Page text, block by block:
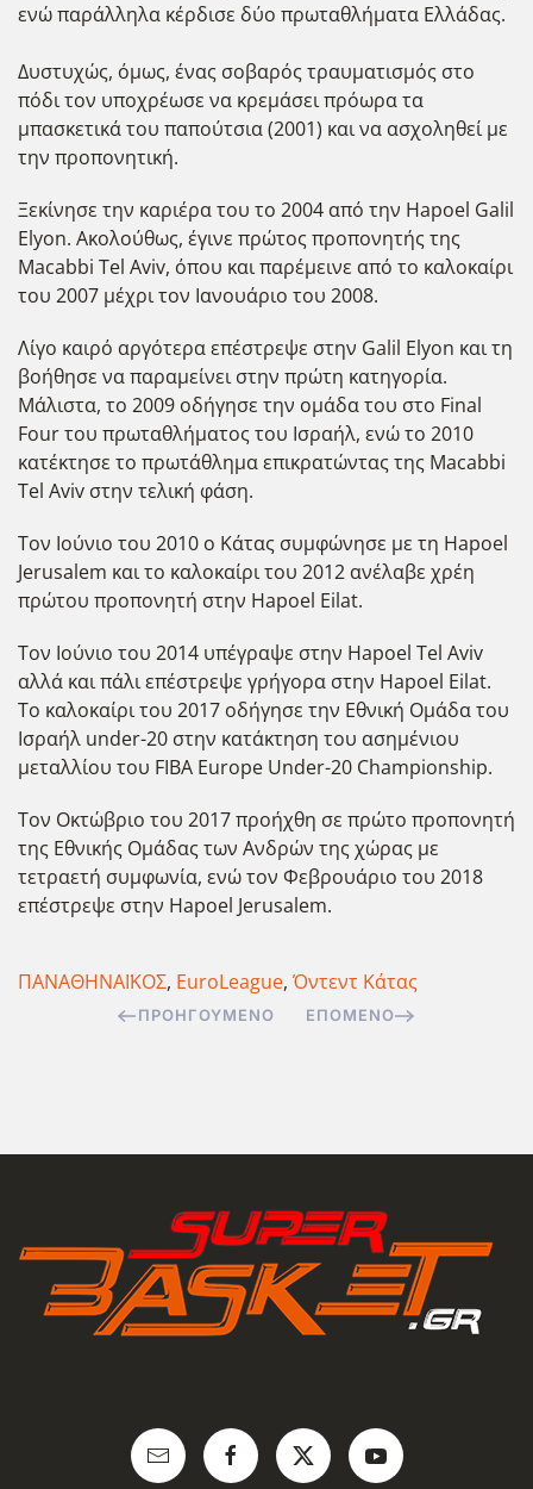
ενώ παράλληλα κέρδισε δύο πρωταθλήματα Ελλάδας.
Δυστυχώς, όμως, ένας σοβαρός τραυματισμός στο
πόδι τον υποχρέωσε να κρεμάσει πρόωρα τα
μπασκετικά του παπούτσια (2001) και να ασχοληθεί με
την προπονητική.
Ξεκίνησε την καριέρα του το 2004 από την Hapoel Galil
Elyon. Ακολούθως, έγινε πρώτος προπονητής της
Macabbi Tel Aviv, όπου και παρέμεινε από το καλοκαίρι
του 2007 μέχρι τον Ιανουάριο του 2008.
Λίγο καιρό αργότερα επέστρεψε στην Galil Elyon και τη
βοήθησε να παραμείνει στην πρώτη κατηγορία.
Μάλιστα, το 2009 οδήγησε την ομάδα του στο Final
Four του πρωταθλήματος του Ισραήλ, ενώ το 2010
κατέκτησε το πρωτάθλημα επικρατώντας της Macabbi
Tel Aviv στην τελική φάση.
Τον Ιούνιο του 2010 ο Κάτας συμφώνησε με τη Hapoel
Jerusalem και το καλοκαίρι του 2012 ανέλαβε χρέη
πρώτου προπονητή στην Hapoel Eilat.
Τον Ιούνιο του 2014 υπέγραψε στην Hapoel Tel Aviv
αλλά και πάλι επέστρεψε γρήγορα στην Hapoel Eilat.
Το καλοκαίρι του 2017 οδήγησε την Εθνική Ομάδα του
Ισραήλ under-20 στην κατάκτηση του ασημένιου
μεταλλίου του FIBA Europe Under-20 Championship.
Τον Οκτώβριο του 2017 προήχθη σε πρώτο προπονητή
της Εθνικής Ομάδας των Ανδρών της χώρας με
τετραετή συμφωνία, ενώ τον Φεβρουάριο του 2018
επέστρεψε στην Hapoel Jerusalem.
ΠΑΝΑΘΗΝΑΪΚΟΣ, EuroLeague, Όντεντ Κάτας
ΠΡΟΗΓΟΎΜΕΝΟ ΕΠΌΜΕΝΟ